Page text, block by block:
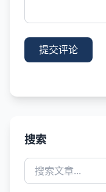
搜索
提交评论